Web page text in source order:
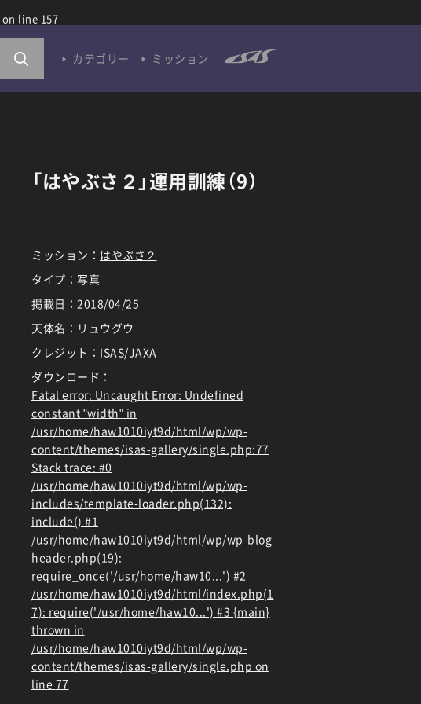
on line 157
カテゴリー ミッション
「はやぶさ２」運用訓練（9）
ミッション： はやぶさ２
タイプ：写真
掲載日： 2018/04/25
天体名：リュウグウ
クレジット：ISAS/JAXA
ダウンロード：
Fatal error: Uncaught Error: Undefined
constant "width" in
/usr/home/haw1010iyt9d/html/wp/wp-
content/themes/isas-gallery/single.php:77
Stack trace: #0
/usr/home/haw1010iyt9d/html/wp/wp-
includes/template-loader.php(132):
include() #1
/usr/home/haw1010iyt9d/html/wp/wp-blog-
header.php(19):
require_once('/usr/home/haw10...') #2
/usr/home/haw1010iyt9d/html/index.php(1
7): require('/usr/home/haw10...') #3 {main}
thrown in
/usr/home/haw1010iyt9d/html/wp/wp-
content/themes/isas-gallery/single.php on
line 77